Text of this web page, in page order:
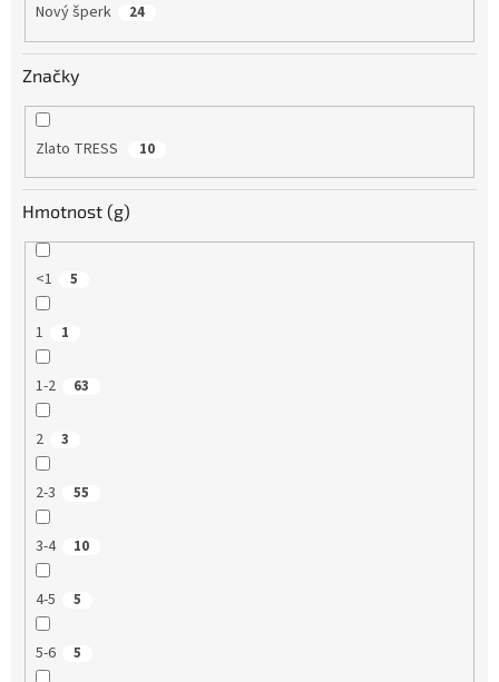
Nový šperk 24
Značky
Zlato TRESS 10
Hmotnost (g)
<1 5
1 1
1-2 63
2 3
2-3 55
3-4 10
4-5 5
5-6 5